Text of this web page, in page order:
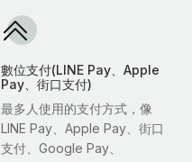
數位支付(LINE Pay、Apple
Pay、街口支付)
最多人使用的支付方式，像
LINE Pay、Apple Pay、街口
支付、Google Pay、